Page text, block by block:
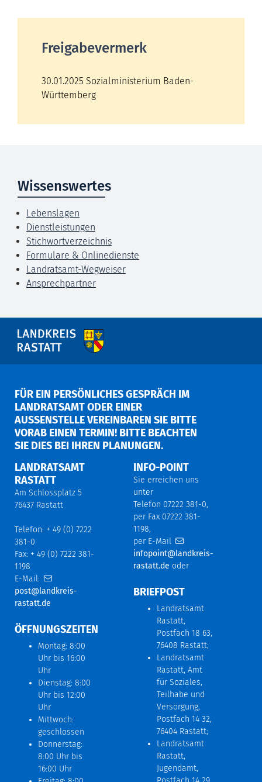
Freigabevermerk
30.01.2025 Sozialministerium Baden-
Württemberg
Wissenswertes
Lebenslagen
Dienstleistungen
Stichwortverzeichnis
Formulare & Onlinedienste
Landratsamt-Wegweiser
Ansprechpartner
FÜR EIN PERSÖNLICHES GESPRÄCH IM
LANDRATSAMT ODER EINER
AUSSENSTELLE VEREINBAREN SIE BITTE V
ORAB EINEN TERMIN! BITTE BEACHTEN S
IE DIES BEI IHREN PLANUNGEN.
LANDRATSAMT
RASTATT
Am Schlossplatz 5
76437 Rastatt
Telefon: + 49 (0) 7222
381-0
Fax: + 49 (0) 7222 381-
1198
E-Mail:
post@landkreis-
rastatt.de
ÖFFNUNGSZEITEN
Montag: 8:00
Uhr bis 16:00
Uhr
Dienstag: 8:00
Uhr bis 12:00
Uhr
Mittwoch:
geschlossen
Donnerstag:
8:00 Uhr bis
16:00 Uhr
INFO-POINT
Sie erreichen uns
unter
Telefon 07222 381-0,
per Fax 07222 381-
1198,
per E-Mail
infopoint@landkreis-
rastatt.de oder
BRIEFPOST
Landratsamt
Rastatt,
Postfach 18 63,
76408 Rastatt;
Landratsamt
Rastatt, Amt
für Soziales,
Teilhabe und
Versorgung,
Postfach 14 32,
76404 Rastatt;
Landratsamt
Rastatt,
Jugendamt,